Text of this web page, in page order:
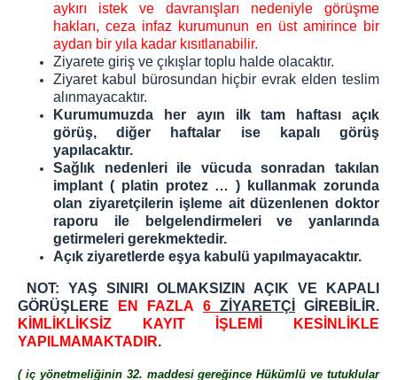
aykırı istek ve davranışları nedeniyle görüşme
hakları, ceza infaz kurumunun en üst amirince bir
aydan bir yıla kadar kısıtlanabilir.
Ziyarete giriş ve çıkışlar toplu halde olacaktır.
Ziyaret kabul bürosundan hiçbir evrak elden teslim
alınmayacaktır.
Kurumumuzda her ayın ilk tam haftası açık
görüş, diğer haftalar ise kapalı görüş
yapılacaktır.
Sağlık nedenleri ile vücuda sonradan takılan
implant ( platin protez … ) kullanmak zorunda
olan ziyaretçilerin işleme ait düzenlenen doktor
raporu ile belgelendirmeleri ve yanlarında
getirmeleri gerekmektedir.
Açık ziyaretlerde eşya kabulü yapılmayacaktır.
NOT: YAŞ SINIRI OLMAKSIZIN AÇIK VE KAPALI
GÖRÜŞLERE
EN FAZLA 6 ZİYARETÇİ
GİREBİLİR.
KİMLİKLİKSİZ KAYIT İŞLEMİ KESİNLİKLE
YAPILMAMAKTADIR.
( iç yönetmeliğinin 32. maddesi gereğince Hükümlü ve tutuklular